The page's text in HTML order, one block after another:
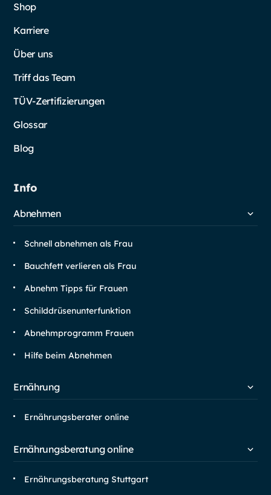
Shop
Karriere
Über uns
Triff das Team
TÜV-Zertifizierungen
Glossar
Blog
Info
Abnehmen
Schnell abnehmen als Frau
Bauchfett verlieren als Frau
Abnehm Tipps für Frauen
Schilddrüsen­unterfunktion
Abnehm­programm Frauen
Hilfe beim Abnehmen
Ernährung
Ernährungsberater online
Ernährungsberatung online
Ernährungsberatung Stuttgart